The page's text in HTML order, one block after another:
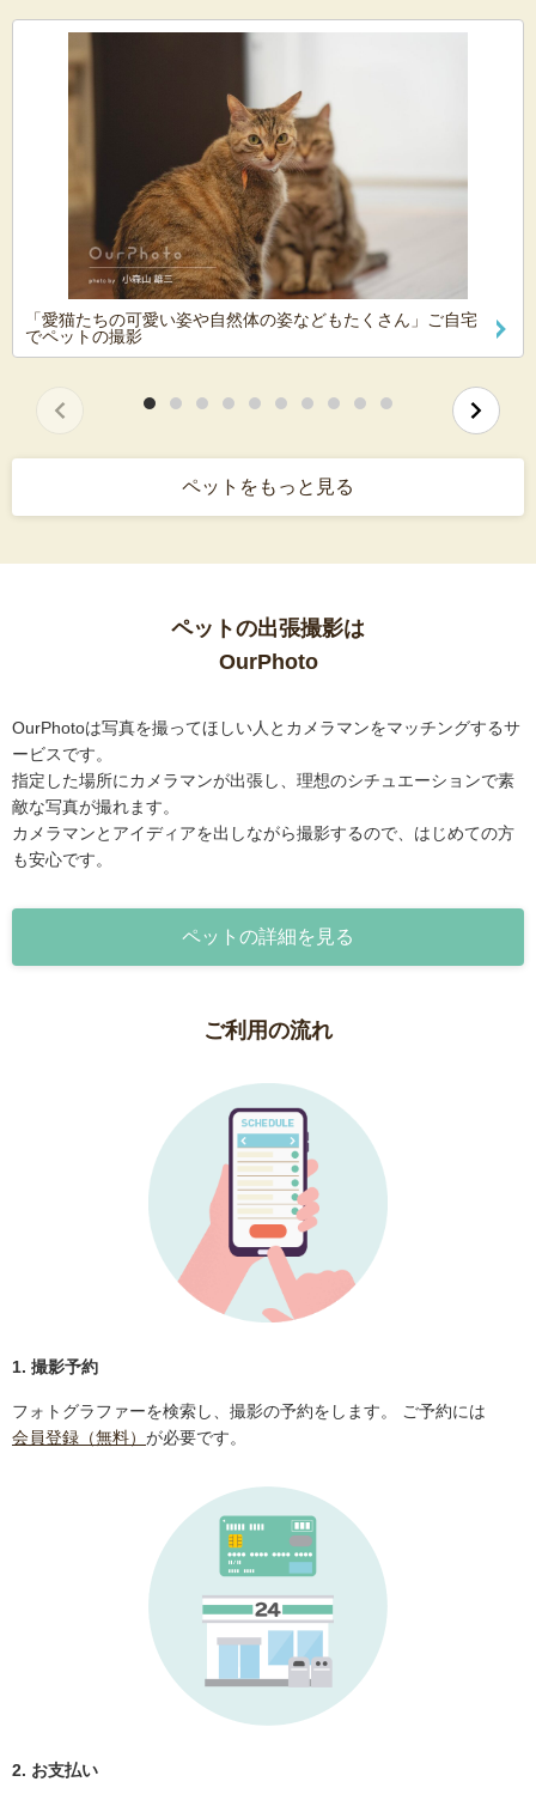
「愛猫たちの可愛い姿や自然体の姿などもたくさん」ご自宅
でペットの撮影
ペットをもっと見る
ペットの出張撮影は
OurPhoto
OurPhotoは写真を撮ってほしい人とカメラマンをマッチングするサ
ービスです。
指定した場所にカメラマンが出張し、理想のシチュエーションで素
敵な写真が撮れます。
カメラマンとアイディアを出しながら撮影するので、はじめての方
も安心です。
ペットの詳細を見る
ご利用の流れ
1. 撮影予約
フォトグラファーを検索し、撮影の予約をします。 ご予約には
会員登録（無料） が必要です。
2. お支払い